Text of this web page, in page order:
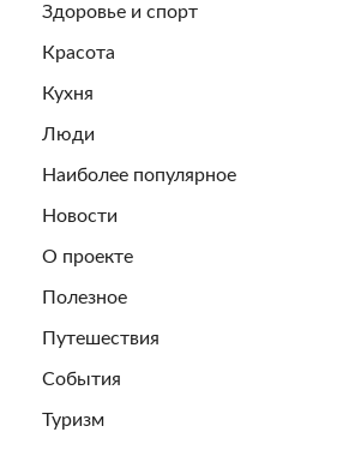
Здоровье и спорт
Красота
Кухня
Люди
Наиболее популярное
Новости
О проекте
Полезное
Путешествия
События
Туризм